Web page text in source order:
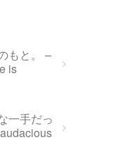
もと。 –
is
一手だっ